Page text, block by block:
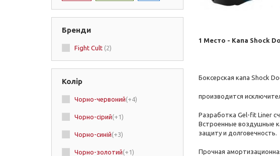
Бренди
Fight Cult (2)
Колір
Чорно-червоний(+4)
Чорно-сірий(+1)
Чорно-синій(+3)
Чорно-золотий(+1)
1 Место - Капа Shock
Боксерская капа Shock
производится
Разработка Gel-fit Liner
Встроенные воздушные
защиту и долговечность.
Прочная